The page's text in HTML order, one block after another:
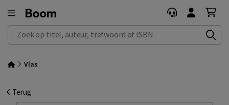
Zoek op titel, auteur, trefwoord of ISBN
Vlas
Terug